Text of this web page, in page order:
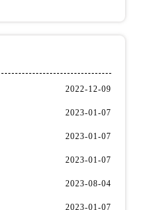
2022-12-09
2023-01-07
2023-01-07
2023-01-07
2023-08-04
2023-01-07